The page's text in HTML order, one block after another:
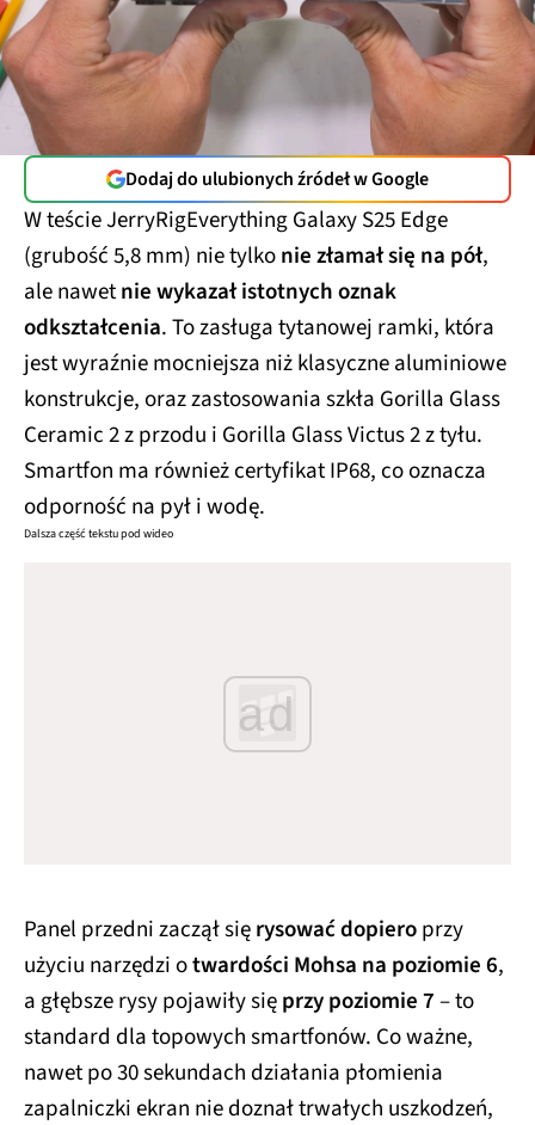
Dodaj do ulubionych źródeł w Google
W teście JerryRigEverything Galaxy S25 Edge
(grubość 5,8 mm) nie tylkonie złamał się na pół,
ale nawetnie wykazał istotnych oznak
odkształcenia. To zasługa tytanowej ramki, która
jest wyraźnie mocniejsza niż klasyczne aluminiowe
konstrukcje, oraz zastosowania szkła Gorilla Glass
Ceramic 2 z przodu i Gorilla Glass Victus 2 z tyłu.
Smartfon ma również certyfikat IP68, co oznacza
odporność na pył i wodę.
Dalsza część tekstu pod wideo
ad
Panel przedni zaczął sięrysować dopieroprzy
użyciu narzędzi otwardości Mohsa na poziomie 6,
a głębsze rysy pojawiły sięprzy poziomie 7– to
standard dla topowych smartfonów. Co ważne,
nawet po 30 sekundach działania płomienia
zapalniczki ekran nie doznał trwałych uszkodzeń,